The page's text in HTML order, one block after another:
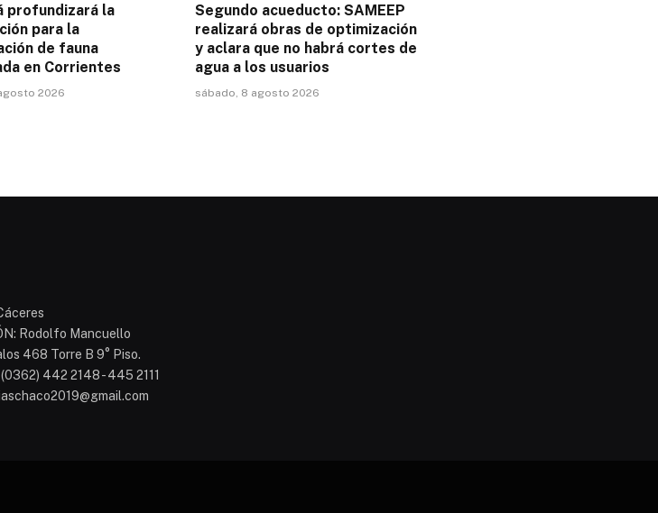
profundizará la
para la
de fauna
en Corrientes
2026
Segundo acueducto: SAMEEP
realizará obras de optimización
y aclara que no habrá cortes de
agua a los usuarios
sábado, 8 agosto 2026
Rodolfo Mancuello
468 Torre B 9° Piso.
442 2148 - 445 2111